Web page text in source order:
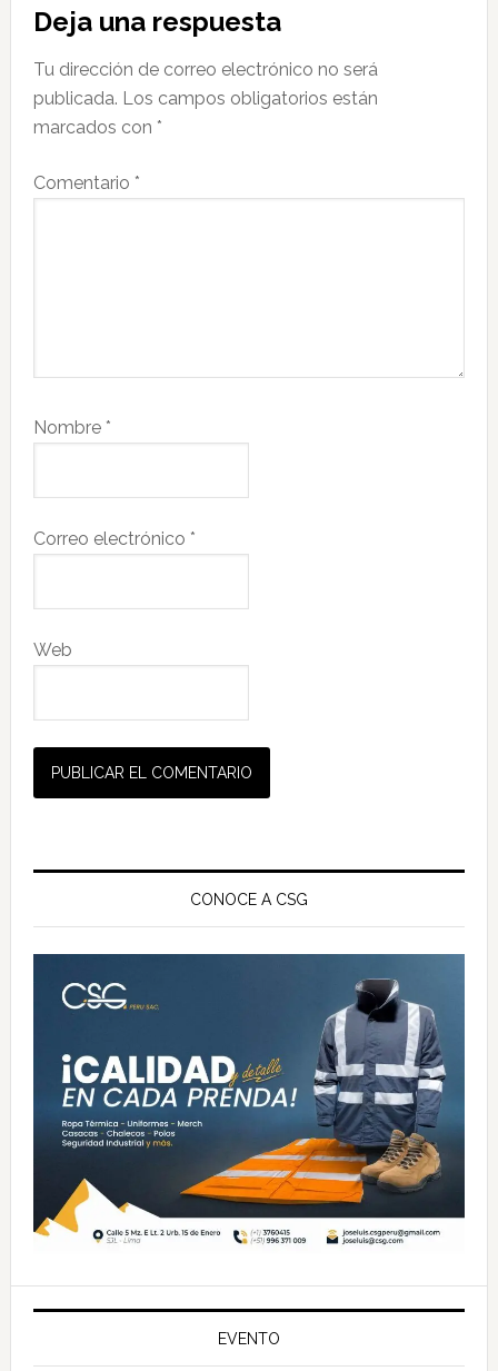
con
los
lectores
Deja una respuesta
Tu dirección de correo electrónico no será
publicada. Los campos obligatorios están
marcados con *
Comentario *
Nombre *
Correo electrónico *
Web
Barra
principal
CONOCE A CSG
EVENTO